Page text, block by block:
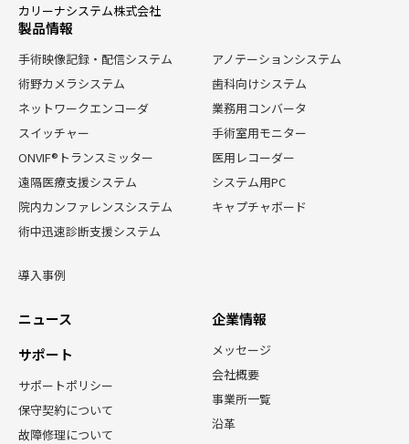
カリーナシステム株式会社
製品情報
手術映像記録・配信システム
術野カメラシステム
ネットワークエンコーダ
スイッチャー
ONVIF®トランスミッター
遠隔医療支援システム
院内カンファレンスシステム
術中迅速診断支援システム
導入事例
アノテーションシステム
歯科向けシステム
業務用コンバータ
手術室用モニター
医用レコーダー
システム用PC
キャプチャボード
ニュース
サポート
サポートポリシー
保守契約について
故障修理について
企業情報
メッセージ
会社概要
事業所一覧
沿革